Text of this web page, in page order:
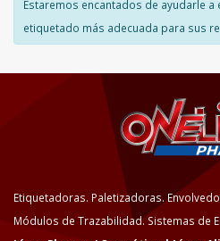
Estaremos encantados de ayudarle
etiquetado más adecuada para sus
Etiquetadoras. Paletizadoras.
Módulos de Trazabilidad. Sistemas de